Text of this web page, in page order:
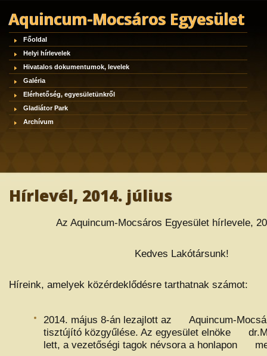
Aquincum-Mocsáros Egyesület
Főoldal
Helyi hírlevelek
Hivatalos dokumentumok, levelek
Galéria
Elérhetőség, egyesületünkről
Gladiátor Park
Archívum
Hírlevél, 2014. július
Az Aquincum-Mocsáros Egyesület hírlevele,
Kedves Lakótársunk!
Híreink, amelyek közérdeklődésre tarthatnak számot:
2014. május 8-án lezajlott az Aquincum-
tisztújító közgyűlése. Az egyesület elnöke
lett, a vezetőségi tagok névsora a honlapon